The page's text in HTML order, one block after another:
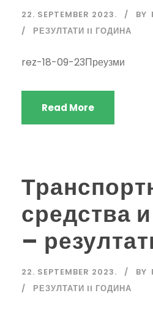
22. SEPTEMBER 2023. BY
РЕЗУЛТАТИ II ГОДИНА
rez-18-09-23Преузми
Read More
средства
–
22. SEPTEMBER 2023. BY
РЕЗУЛТАТИ II ГОДИНА